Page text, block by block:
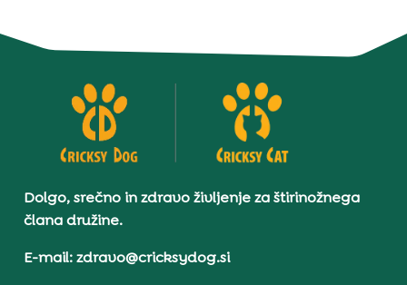
Dolgo, srečno in zdravo življenje za štirinožnega
člana družine.
E-mail: zdravo@cricksydog.si